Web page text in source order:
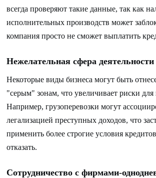
всегда проверяют такие данные, так как
исполнительных производств может
компания просто не сможет выплатить
Нежелательная сфера деятельности
Некоторые виды бизнеса могут быть
"серым" зонам, что увеличивает риски для
Например, грузоперевозки могут
легализацией преступных доходов, что
применить более строгие условия
отказать.
Сотрудничество с фирмами-